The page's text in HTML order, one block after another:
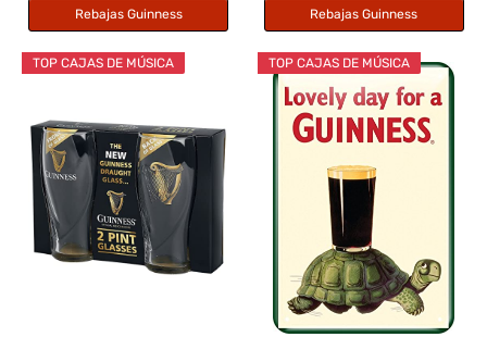
Rebajas Guinness Rebajas Guinness
TOP CAJAS DE MÚSICA TOP CAJAS DE MÚSICA